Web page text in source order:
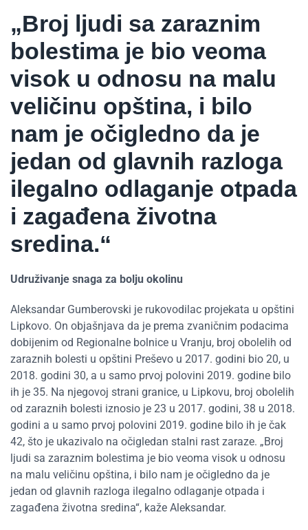
„Broj ljudi sa zaraznim
bolestima je bio veoma
visok u odnosu na malu
veličinu opština, i bilo
nam je očigledno da je
jedan od glavnih razloga
ilegalno odlaganje otpada
i zagađena životna
sredina.“
Udruživanje snaga za bolju okolinu
Aleksandar Gumberovski je rukovodilac projekata u opštini
Lipkovo. On objašnjava da je prema zvaničnim podacima
dobijenim od Regionalne bolnice u Vranju, broj obolelih od
zaraznih bolesti u opštini Preševo u 2017. godini bio 20, u
2018. godini 30, a u samo prvoj polovini 2019. godine bilo
ih je 35. Na njegovoj strani granice, u Lipkovu, broj obolelih
od zaraznih bolesti iznosio je 23 u 2017. godini, 38 u 2018.
godini a u samo prvoj polovini 2019. godine bilo ih je čak
42, što je ukazivalo na očigledan stalni rast zaraze. „Broj
ljudi sa zaraznim bolestima je bio veoma visok u odnosu
na malu veličinu opština, i bilo nam je očigledno da je
jedan od glavnih razloga ilegalno odlaganje otpada i
zagađena životna sredina“, kaže Aleksandar.